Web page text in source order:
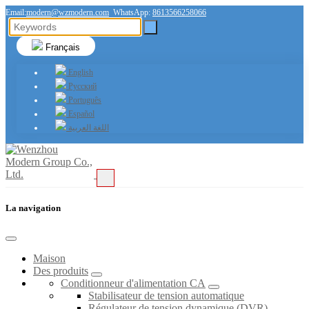
Email:modern@wzmodern.com WhatsApp: 8613566258066
Français
English
Русский
Português
Español
اللغة العربية
La navigation
Maison
Des produits
Conditionneur d'alimentation CA
Stabilisateur de tension automatique